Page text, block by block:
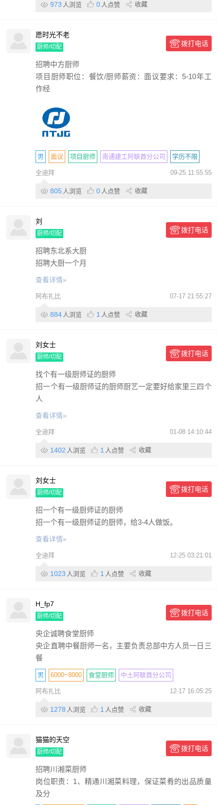
973 人浏览 0 人点赞 收藏
愿时光不老
厨师/切配 拨打电话
招聘中方厨师
项目厨师职位：餐饮/厨师薪资：面议要求：5-10年工
作经
男 面议 项目厨师 南通建工阿联酋分公司 学历不限
2年 包住
全迪拜 09-25 11:55:55
805 人浏览 0 人点赞 收藏
刘
厨师/切配 拨打电话
招聘东北系大厨
招聘大厨一个月
查看详情»
阿布扎比 07-17 21:55:27
884 人浏览 1 人点赞 收藏
刘女士
厨师/切配 拨打电话
找个有一级厨师证的厨师
招一个有一级厨师证的厨师厨艺一定要好给家里三四个
人
查看详情»
全迪拜 01-08 14:10:44
1402 人浏览 1 人点赞 收藏
刘女士
厨师/切配 拨打电话
招一个有一级厨师证的厨师
招一个有一级厨师证的厨师，给3-4人做饭。
查看详情»
全迪拜 12-25 03:21:01
1023 人浏览 1 人点赞 收藏
H_fp7
厨师/切配 拨打电话
央企诚聘食堂厨师
央企直聘中餐厨师一名，主要负责总部中方人员一日三
餐
男 6000~8000 食堂厨师 中土阿联酋分公司
高中/中专/技校 带薪休假包机票
国有
阿布扎比 12-17 16:05:25
1278 人浏览 1 人点赞 收藏
猫猫的天空
厨师/切配 拨打电话
招聘川湘菜厨师
岗位职责：1、精通川湘菜料理，保证菜肴的出品质量
及分